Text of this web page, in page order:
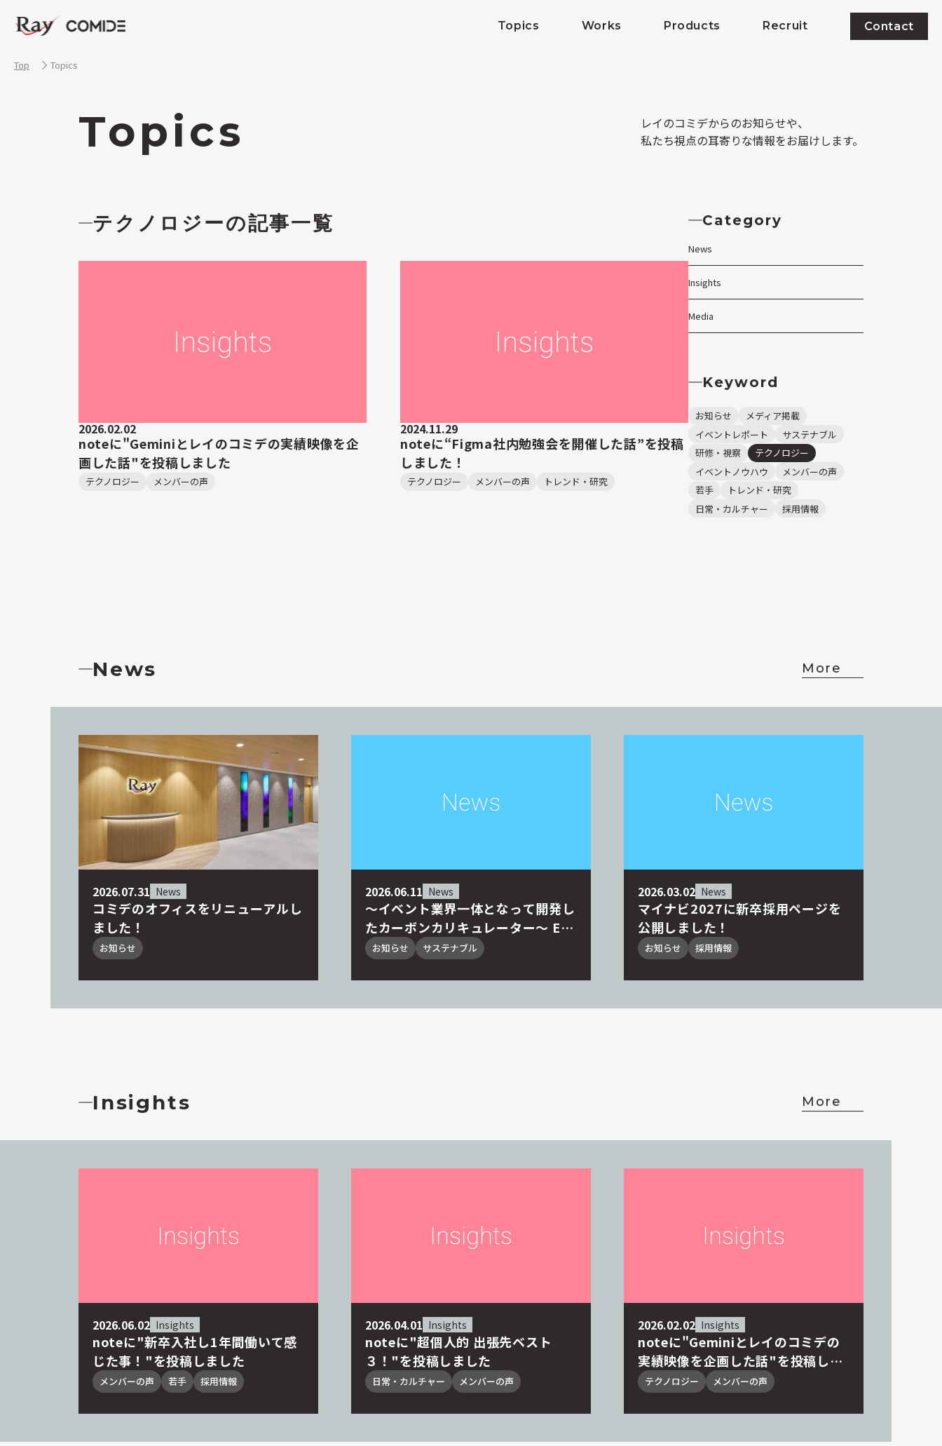
Topics Works Products Recruit Contact
Top Topics
Topics
レイのコミデからのお知らせや、
私たち視点の耳寄りな情報をお届けします。
テクノロジーの記事一覧
2026.02.02
noteに"Geminiとレイのコミデの実績映像を企
画した話"を投稿しました
テクノロジー メンバーの声
2024.11.29
noteに“Figma社内勉強会を開催した話”を投稿
しました！
テクノロジー メンバーの声 トレンド・研究
Category
News
Insights
Media
Keyword
お知らせ
メディア掲載
イベントレポート
サステナブル
研修・視察
テクノロジー
イベントノウハウ
メンバーの声
若手
トレンド・研究
日常・カルチャー
採用情報
News More
2026.07.31 News
コミデのオフィスをリニューアルし
ました！
お知らせ
2026.06.11 News
～イベント業界一体となって開発し
たカーボンカリキュレーター～ EVE
NT CARBON SIMULATOR始動。J
ACE加盟15社による運用ワーキン
ググループを設立、実地試験運用を
お知らせ サステナブル
2026.03.02 News
マイナビ2027に新卒採用ページを
公開しました！
お知らせ 採用情報
Insights More
2026.06.02 Insights
noteに"新卒入社し1年間働いて感
じた事！"を投稿しました
メンバーの声 若手 採用情報
2026.04.01 Insights
noteに"超個人的 出張先ベスト
３！"を投稿しました
日常・カルチャー メンバーの声
2026.02.02 Insights
noteに"Geminiとレイのコミデの
実績映像を企画した話"を投稿しま
した
テクノロジー メンバーの声